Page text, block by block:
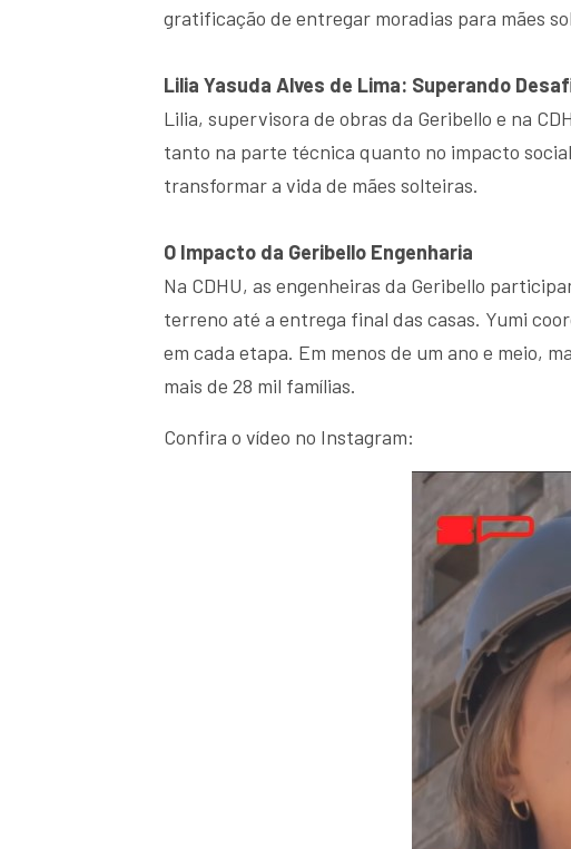
gratificação de entregar moradias para mães
Lilia Yasuda Alves de Lima: Superando
Lilia, supervisora de obras da Geribello e na
tanto na parte técnica quanto no impacto
transformar a vida de mães solteiras.
O Impacto da Geribello Engenharia
Na CDHU, as engenheiras da Geribello
terreno até a entrega final das casas. Yumi
em cada etapa. Em menos de um ano e meio,
mais de 28 mil famílias.
Confira o vídeo no Instagram: